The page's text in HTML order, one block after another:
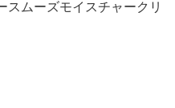
スムーズモイスチャークリ